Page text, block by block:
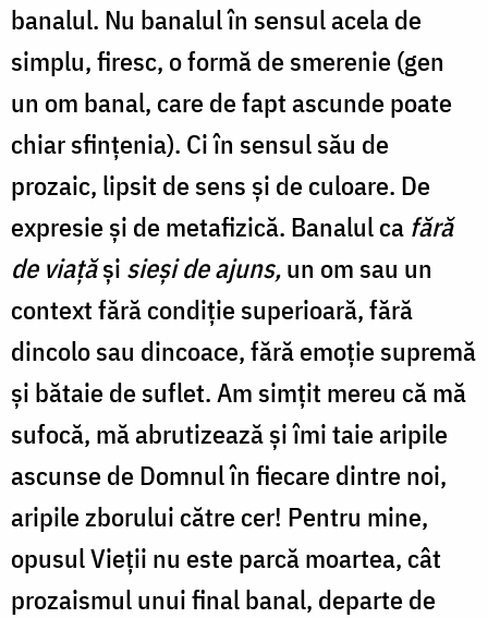
banalul. Nu banalul în sensul acela de
simplu, firesc, o formă de smerenie (gen
un om banal, care de fapt ascunde poate
chiar sfințenia). Ci în sensul său de
prozaic, lipsit de sens și de culoare. De
expresie și de metafizică. Banalul ca fără
de viațăși sieși de ajuns,un om sau un
context fără condiție superioară, fără
dincolo sau dincoace, fără emoție supremă
și bătaie de suflet. Am simțit mereu că mă
sufocă, mă abrutizează și îmi taie aripile
ascunse de Domnul în fiecare dintre noi,
aripile zborului către cer! Pentru mine,
opusul Vieții nu este parcă moartea, cât
prozaismul unui final banal, departe de